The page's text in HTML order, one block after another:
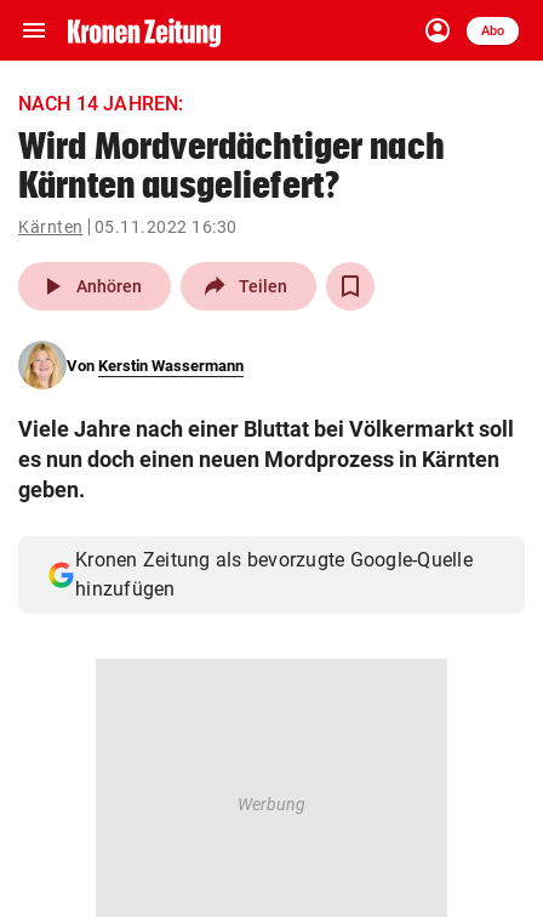
menu Navigation
ein-/ausklappen
account_circle
Anmelden
Abo
close Schließen
account_circle Anmelden
pin_drop
Wien arrow_right
search
eingeben
© Krone Multimedia GmbH & Co KG 2026
Muthgasse 2, 1190 Wien
NACH 14 JAHREN:
Wird Mordverdächtiger nach
Kärnten ausgeliefert?
Kärnten 05.11.2022 16:30
play_arrow Anhören Teilen
Von Kerstin Wassermann
Viele Jahre nach einer Bluttat bei Völkermarkt soll
es nun doch einen neuen Mordprozess in Kärnten
geben.
Kronen Zeitung als bevorzugte Google-Quelle
hinzufügen